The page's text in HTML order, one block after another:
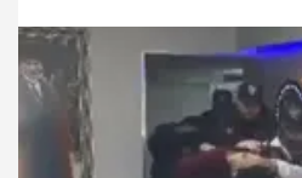
7.02.2026 Gündem